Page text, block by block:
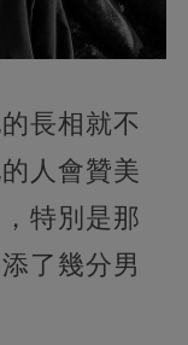
長相就不
人會贊美
特別是那
了幾分男